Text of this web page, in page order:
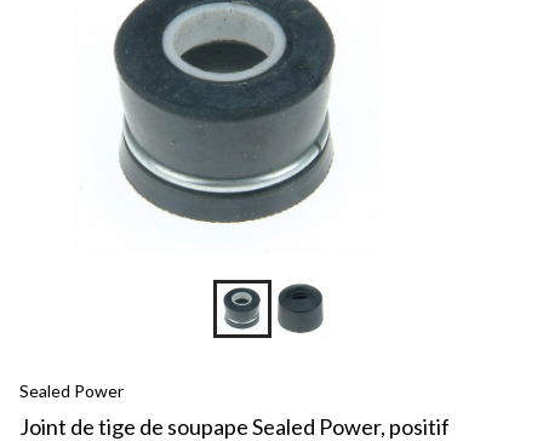
Sealed Power
Joint de tige de soupape Sealed Power, positif